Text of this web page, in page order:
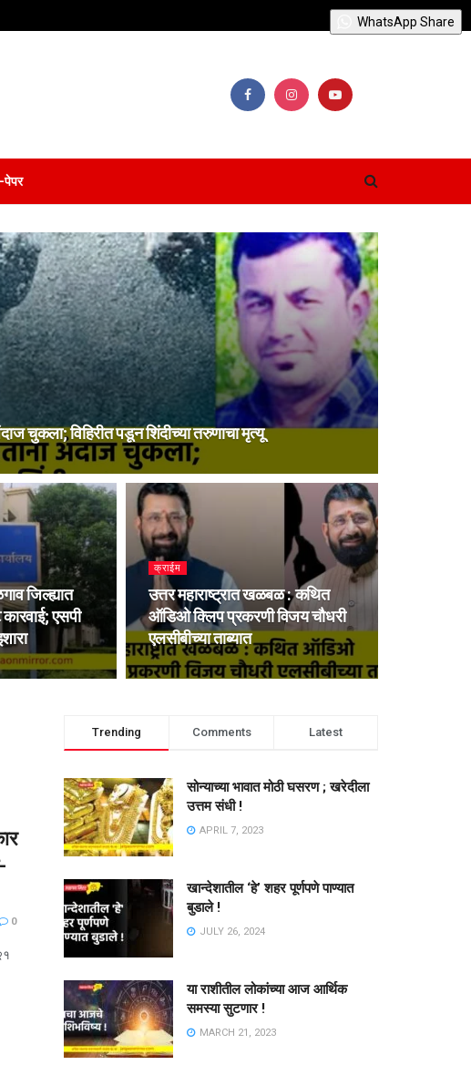
पेपर
चुकला; विहिरीत पडून शिंदीच्या तरुणाचा मृत्यू
जिल्ह्यात
एसपी
क्राईम
उत्तर महाराष्ट्रात खळबळ : कथित
ऑडिओ क्लिप प्रकरणी विजय चौधरी
एलसीबीच्या ताब्यात
0
Trending Comments Latest
सोन्याच्या भावात मोठी घसरण ; खरेदीला
उत्तम संधी !
APRIL 7, 2023
खान्देशातील ‘हे’ शहर पूर्णपणे पाण्यात
बुडाले !
JULY 26, 2024
या राशीतील लोकांच्या आज आर्थिक
समस्या सुटणार !
MARCH 21, 2023
WhatsApp Share